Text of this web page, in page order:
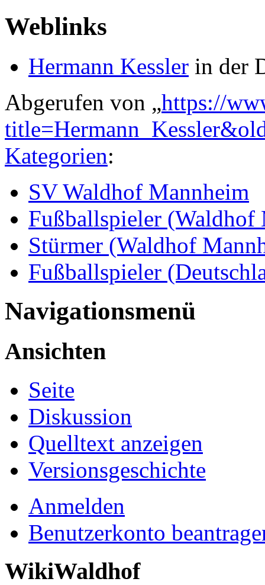
Weblinks
Hermann Kessler in der
Abgerufen von „https://
Kategorien:
SV Waldhof Mannheim
Fußballspieler (Waldhof
Stürmer (Waldhof
Fußballspieler
Navigationsmenü
Ansichten
Seite
Diskussion
Quelltext anzeigen
Versionsgeschichte
Anmelden
Benutzerkonto
WikiWaldhof